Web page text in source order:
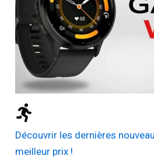
Découvrir les dernières
meilleur prix !